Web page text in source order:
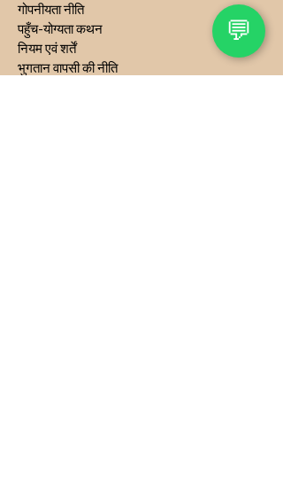
गोपनीयता नीति
पहुँच-योग्यता कथन
नियम एवं शर्तें
भुगतान वापसी की नीति
💬